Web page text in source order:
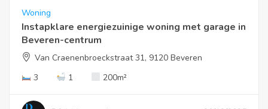
Woning
Instapklare energiezuinige woning met garage in
Beveren-centrum
Van Craenenbroeckstraat 31, 9120 Beveren
3
1 200m²